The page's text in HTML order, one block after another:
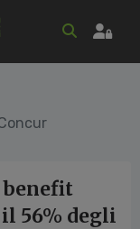
benefit
56% degli